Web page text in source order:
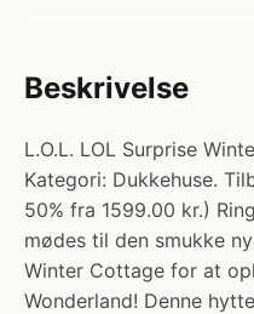
Beskrivelse
L.O.L. LOL Surprise
Kategori: Dukkehuse.
50% fra 1599.00 kr.)
mødes til den smukke
Winter Cottage for at
Wonderland! Denne